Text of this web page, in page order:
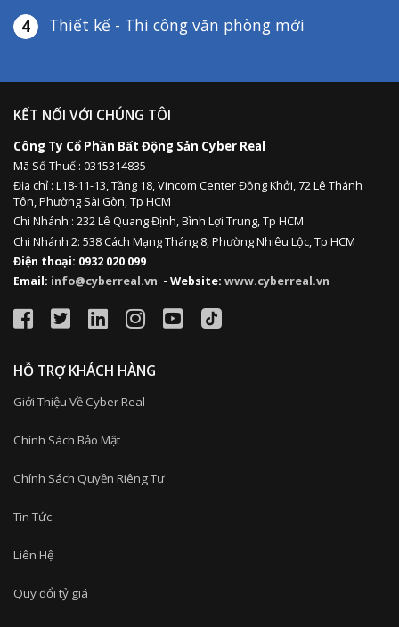
4
Thiết kế - Thi công văn phòng mới
KẾT NỐI VỚI CHÚNG TÔI
Công Ty Cổ Phần Bất Động Sản Cyber Real
Mã Số Thuế : 0315314835
Địa chỉ : L18-11-13,Tầng 18, Vincom Center Đồng Khởi, 72 Lê Thánh
Tôn, Phường Sài Gòn, Tp HCM
Chi Nhánh : 232 Lê Quang Định,Bình Lợi Trung,Tp HCM
Chi Nhánh 2: 538 Cách Mạng Tháng 8, Phường Nhiêu Lộc, Tp HCM
Điện thoại: 0932 020 099
Email: info@cyberreal.vn - Website: www.cyberreal.vn
HỖ TRỢ KHÁCH HÀNG
Giới Thiệu Về Cyber Real
Chính Sách Bảo Mật
Chính Sách Quyền Riêng Tư
Tin Tức
Liên Hệ
Quy đổi tỷ giá